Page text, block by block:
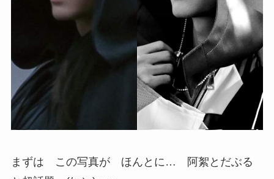
まずは この写真が ほんとに… 阿絮とだぶる